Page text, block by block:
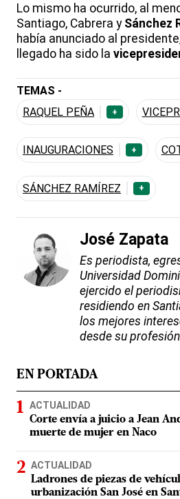
Lo mismo ha ocurrido, al
Santiago, Cabrera y Sánchez
había anunciado al
llegado ha sido la
TEMAS -
RAQUEL PEÑA
+
INAUGURACIONES +
SÁNCHEZ RAMÍREZ +
José Zapata
Es periodista,
Universidad
ejercido el
residiendo en
los mejores
desde su
EN PORTADA
ACTUALIDAD
Corte envía a juicio a Jean
muerte de mujer en Naco
ACTUALIDAD
Ladrones de piezas de
urbanización San José en